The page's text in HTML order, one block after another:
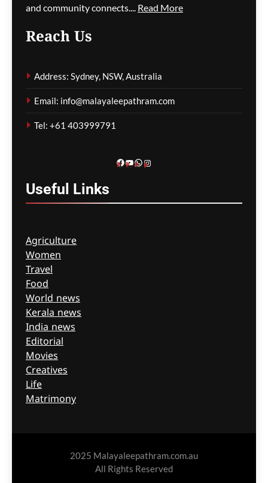
ഗീത ദാസ്‌ 1 hour ago
പെട്ടിയിലാക്കിയ നിലയിൽ
സ്ത്രീയുടെ മൃതദേഹം
കണ്ടെത്തി
ഗീത ദാസ്‌
and community connects.... Read More
Reach Us
Address: Sydney, NSW, Australia
Email: info@malayaleepathram.com
Tel: +61 403999791
Facebook
YouTube
WhatsApp
Instagram
Useful Links
Agriculture
Women
Travel
Food
World news
Kerala news
India news
Editorial
Movies
Creatives
Life
Matrimony
2025 Malayaleepathram.com.au
All Rights Reserved